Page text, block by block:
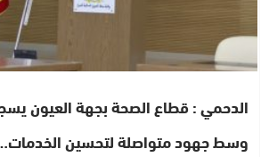
الدحمي : قطاع الصحة بجهة العيون
وسط جهود متواصلة لتحسين